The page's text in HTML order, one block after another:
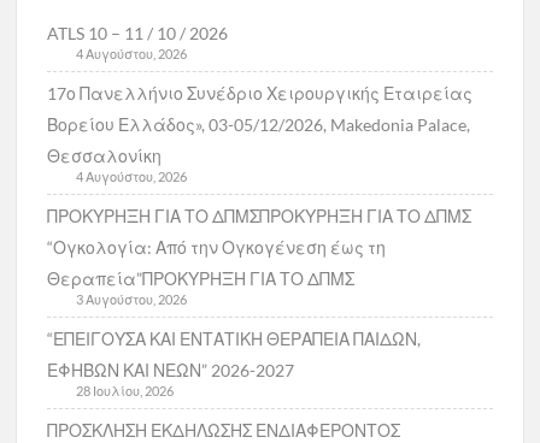
ATLS 10 – 11 / 10 / 2026
4 Αυγούστου, 2026
17ο Πανελλήνιο Συνέδριο Χειρουργικής Εταιρείας
Βορείου Ελλάδος», 03-05/12/2026, Makedonia Palace,
Θεσσαλονίκη
4 Αυγούστου, 2026
ΠΡΟΚΥΡΗΞΗ ΓΙΑ ΤΟ ΔΠΜΣΠΡΟΚΥΡΗΞΗ ΓΙΑ ΤΟ ΔΠΜΣ
“Ογκολογία: Από την Ογκογένεση έως τη
Θεραπεία”ΠΡΟΚΥΡΗΞΗ ΓΙΑ ΤΟ ΔΠΜΣ
3 Αυγούστου, 2026
“ΕΠΕΙΓΟΥΣΑ ΚΑΙ ΕΝΤΑΤΙΚΗ ΘΕΡΑΠΕΙΑ ΠΑΙΔΩΝ,
ΕΦΗΒΩΝ ΚΑΙ ΝΕΩΝ” 2026-2027
28 Ιουλίου, 2026
ΠΡΟΣΚΛΗΣΗ ΕΚΔΗΛΩΣΗΣ ΕΝΔΙΑΦΕΡΟΝΤΟΣ